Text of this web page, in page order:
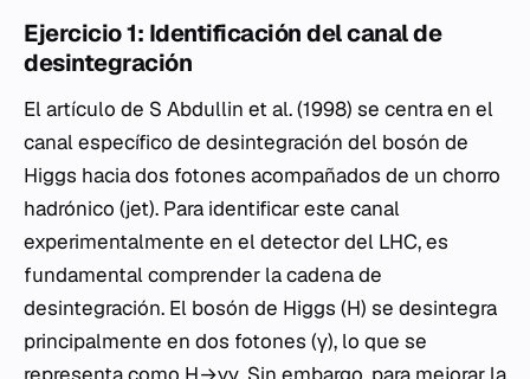
Ejercicio 1: Identificación del canal de
desintegración
El artículo de S Abdullin et al. (1998) se centra en el
canal específico de desintegración del bosón de
Higgs hacia dos fotones acompañados de un chorro
hadrónico (jet). Para identificar este canal
experimentalmente en el detector del LHC, es
fundamental comprender la cadena de
desintegración. El bosón de Higgs (H) se desintegra
principalmente en dos fotones (γ), lo que se